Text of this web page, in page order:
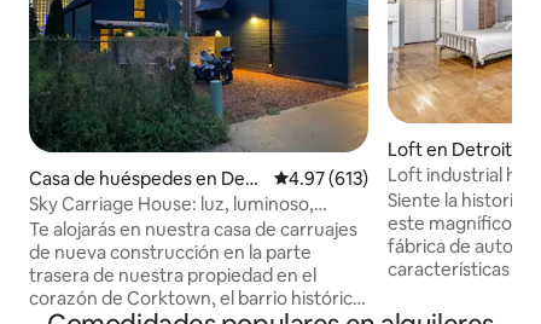
Casa de huéspedes en Detr
oit
Calificación promedio: 4.97 de
4.97 (613)
Sky Carriage House: luz, luminoso,
escapada a Corktown
Te alojarás en nuestra casa de carruajes
de nueva construcción en la parte
trasera de nuestra propiedad en el
corazón de Corktown, el barrio histórico
Loft en Detroit
Loft industrial
con cama
Siente la historia
este magnífico
fábrica de
características
todos originales.